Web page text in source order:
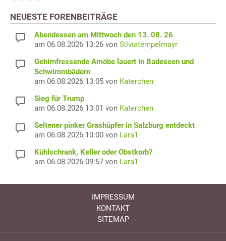
NEUESTE FORENBEITRÄGE
Abendessen am Mittwoch den 13. 08. 26
am 06.08.2026 13:26 von Silviatempelmayr
Gehirnfressende Amöbe lauert in Badeseen und
Schwimmbädern
am 06.08.2026 13:05 von Katerchen
Sieg für Trump
am 06.08.2026 13:01 von Katerchen
Seltener pinker Grashüpfer in Salzburg entdeckt
am 06.08.2026 10:00 von Lara1
Kühlschrank, Keller oder Obstkorb?
am 06.08.2026 09:57 von Lara1
IMPRESSUM
KONTAKT
SITEMAP